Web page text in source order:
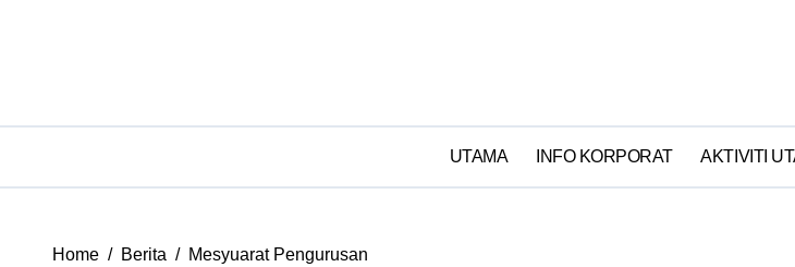
UTAMA INFO KORPORAT AKTIVITI
Home Berita Mesyuarat Pengurusan